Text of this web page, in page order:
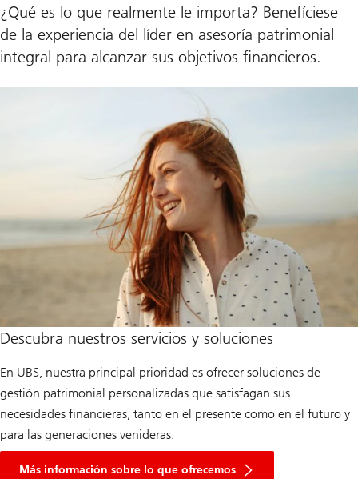
¿Qué es lo que realmente le importa? Benefíciese
de la experiencia del líder en asesoría patrimonial
integral para alcanzar sus objetivos financieros.
Descubra nuestros servicios y soluciones
En UBS, nuestra principal prioridad es ofrecer soluciones de
gestión patrimonial personalizadas que satisfagan sus
necesidades financieras, tanto en el presente como en el futuro y
para las generaciones venideras.
Más información sobre lo que ofrecemos
we